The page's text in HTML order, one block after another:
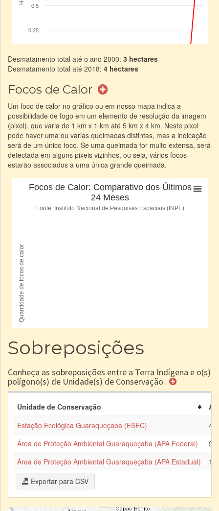
Desmatamento total até o ano 2000: 3 hectares
Desmatamento total até 2018: 4 hectares
Focos de Calor
Um foco de calor no gráfico ou em nosso mapa indica a
possibilidade de fogo em um elemento de resolução da imagem
(pixel), que varia de 1 km x 1 km até 5 km x 4 km. Neste pixel
pode haver uma ou várias queimadas distintas, mas a indicação
será de um único foco. Se uma queimada for muito extensa, será
detectada em alguns pixeis vizinhos, ou seja, vários focos
estarão associados a uma única grande queimada.
Sobreposições
Conheça as sobreposições entre a Terra Indígena e o(s)
polígono(s) de Unidade(s) de Conservação.
Unidade de Conservação
Estação Ecológica Guaraqueçaba (ESEC)
Área de Proteção Ambiental Guaraqueçaba (APA Federal)
Área de Proteção Ambiental Guaraqueçaba (APA Estadual)
Exportar para CSV